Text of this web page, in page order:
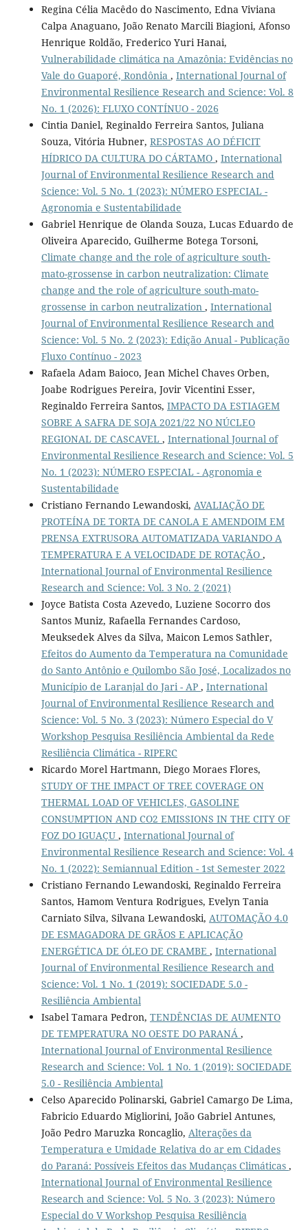
Regina Célia Macêdo do Nascimento, Edna Viviana
Calpa Anaguano, João Renato Marcili Biagioni, Afonso
Henrique Roldão, Frederico Yuri Hanai,
Vulnerabilidade climática na Amazônia: Evidências no
Vale do Guaporé, Rondônia , International Journal of
Environmental Resilience Research and Science: Vol. 8
No. 1 (2026): FLUXO CONTÍNUO - 2026
Cintia Daniel, Reginaldo Ferreira Santos, Juliana
Souza, Vitória Hubner, RESPOSTAS AO DÉFICIT
HÍDRICO DA CULTURA DO CÁRTAMO , International
Journal of Environmental Resilience Research and
Science: Vol. 5 No. 1 (2023): NÚMERO ESPECIAL -
Agronomia e Sustentabilidade
Gabriel Henrique de Olanda Souza, Lucas Eduardo de
Oliveira Aparecido, Guilherme Botega Torsoni,
Climate change and the role of agriculture south-
mato-grossense in carbon neutralization: Climate
change and the role of agriculture south-mato-
grossense in carbon neutralization , International
Journal of Environmental Resilience Research and
Science: Vol. 5 No. 2 (2023): Edição Anual - Publicação
Fluxo Contínuo - 2023
Rafaela Adam Baioco, Jean Michel Chaves Orben,
Joabe Rodrigues Pereira, Jovir Vicentini Esser,
Reginaldo Ferreira Santos, IMPACTO DA ESTIAGEM
SOBRE A SAFRA DE SOJA 2021/22 NO NÚCLEO
REGIONAL DE CASCAVEL , International Journal of
Environmental Resilience Research and Science: Vol. 5
No. 1 (2023): NÚMERO ESPECIAL - Agronomia e
Sustentabilidade
Cristiano Fernando Lewandoski, AVALIAÇÃO DE
PROTEÍNA DE TORTA DE CANOLA E AMENDOIM EM
PRENSA EXTRUSORA AUTOMATIZADA VARIANDO A
TEMPERATURA E A VELOCIDADE DE ROTAÇÃO ,
International Journal of Environmental Resilience
Research and Science: Vol. 3 No. 2 (2021)
Joyce Batista Costa Azevedo, Luziene Socorro dos
Santos Muniz, Rafaella Fernandes Cardoso,
Meuksedek Alves da Silva, Maicon Lemos Sathler,
Efeitos do Aumento da Temperatura na Comunidade
do Santo Antônio e Quilombo São José, Localizados no
Município de Laranjal do Jari - AP , International
Journal of Environmental Resilience Research and
Science: Vol. 5 No. 3 (2023): Número Especial do V
Workshop Pesquisa Resiliência Ambiental da Rede
Resiliência Climática - RIPERC
Ricardo Morel Hartmann, Diego Moraes Flores,
STUDY OF THE IMPACT OF TREE COVERAGE ON
THERMAL LOAD OF VEHICLES, GASOLINE
CONSUMPTION AND CO2 EMISSIONS IN THE CITY OF
FOZ DO IGUAÇU , International Journal of
Environmental Resilience Research and Science: Vol. 4
No. 1 (2022): Semiannual Edition - 1st Semester 2022
Cristiano Fernando Lewandoski, Reginaldo Ferreira
Santos, Hamom Ventura Rodrigues, Evelyn Tania
Carniato Silva, Silvana Lewandoski, AUTOMAÇÃO 4.0
DE ESMAGADORA DE GRÃOS E APLICAÇÃO
ENERGÉTICA DE ÓLEO DE CRAMBE , International
Journal of Environmental Resilience Research and
Science: Vol. 1 No. 1 (2019): SOCIEDADE 5.0 -
Resiliência Ambiental
Isabel Tamara Pedron, TENDÊNCIAS DE AUMENTO
DE TEMPERATURA NO OESTE DO PARANÁ ,
International Journal of Environmental Resilience
Research and Science: Vol. 1 No. 1 (2019): SOCIEDADE
5.0 - Resiliência Ambiental
Celso Aparecido Polinarski, Gabriel Camargo De Lima,
Fabricio Eduardo Migliorini, João Gabriel Antunes,
João Pedro Maruzka Roncaglio, Alterações da
Temperatura e Umidade Relativa do ar em Cidades
do Paraná: Possíveis Efeitos das Mudanças Climáticas ,
International Journal of Environmental Resilience
Research and Science: Vol. 5 No. 3 (2023): Número
Especial do V Workshop Pesquisa Resiliência